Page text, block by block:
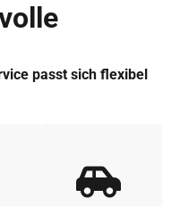
passt sich flexibel